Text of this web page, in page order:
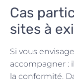
Cas
sites à
Si vous
accompagner :
la conformité.